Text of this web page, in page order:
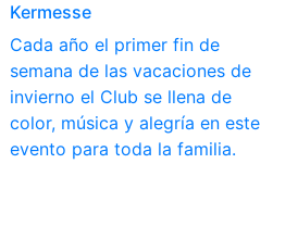
Kermesse
Cada año el primer fin de
semana de las vacaciones de
invierno el Club se llena de
color, música y alegría en este
evento para toda la familia.